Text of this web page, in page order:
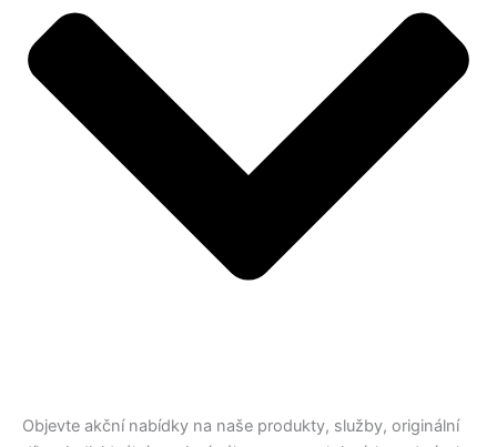
Objevte akční nabídky na naše produkty, služby, originální